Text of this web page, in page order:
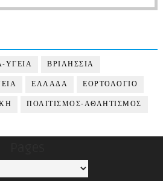
ΥΓΕΙΑ ΒΡΙΛΗΣΣΙΑ
ΕΛΛΑΔΑ ΕΟΡΤΟΛΟΓΙΟ
ΠΟΛΙΤΙΣΜΟΣ-ΑΘΛΗΤΙΣΜΟΣ